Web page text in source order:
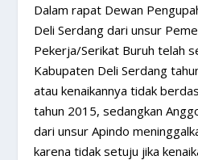
Dalam rapat Dewan
Deli Serdang dari unsur
Pekerja/Serikat Buruh telah
Kabupaten Deli Serdang
atau kenaikannya tidak
tahun 2015, sedangkan
dari unsur Apindo
karena tidak setuju jika